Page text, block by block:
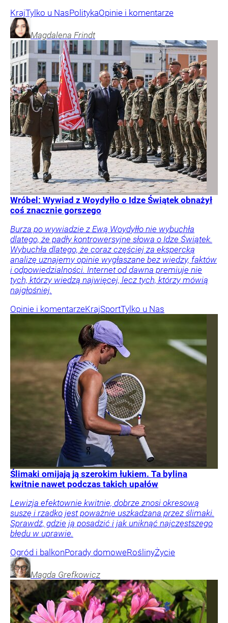
KrajTylko u NasPolitykaOpinie i komentarze
Magdalena Frindt
Wróbel: Wywiad z Woydyłło o Idze Świątek obnażył
coś znacznie gorszego
Burza po wywiadzie z Ewą Woydyłło nie wybuchła
dlatego, że padły kontrowersyjne słowa o Idze Świątek.
Wybuchła dlatego, że coraz częściej za ekspercką
analizę uznajemy opinie wygłaszane bez wiedzy, faktów
i odpowiedzialności. Internet od dawna premiuje nie
tych, którzy wiedzą najwięcej, lecz tych, którzy mówią
najgłośniej.
Opinie i komentarzeKrajSportTylko u Nas
Ślimaki omijają ją szerokim łukiem. Ta bylina
kwitnie nawet podczas takich upałów
Lewizja efektownie kwitnie, dobrze znosi okresową
suszę i rzadko jest poważnie uszkadzana przez ślimaki.
Sprawdź, gdzie ją posadzić i jak uniknąć najczęstszego
błędu w uprawie.
Ogród i balkonPorady domoweRoślinyŻycie
Magda Grefkowicz